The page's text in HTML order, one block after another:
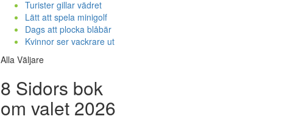
Turister gillar vädret
Lätt att spela minigolf
Dags att plocka blåbär
Kvinnor ser vackrare ut
Alla Väljare
8 Sidors bok
om valet 2026